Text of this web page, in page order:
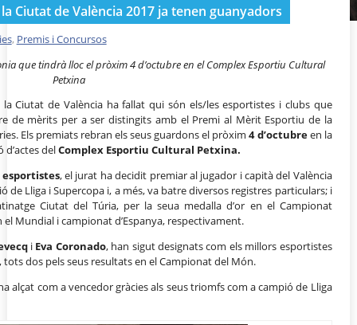
Portal de Transparència
Ciutat de València 2017 ja tenen guanyadors
, Premis i Concursos
que tindrà lloc el pròxim 4 d’octubre en el Complex Esportiu Cultural
Petxina
Ciutat de València ha fallat qui són els/les esportistes i clubs que
de mèrits per a ser distingits amb el Premi al Mèrit Esportiu de la
Els premiats rebran els seus guardons el pròxim4 d’octubreen la
d’actes delComplex Esportiu Cultural Petxina.
, el jurat ha decidit premiar al jugador i capità del València
de Lliga i Supercopa i, a més, va batre diversos registres particulars; i
Ciutat del Túria, per la seua medalla d’or en el Campionat
el Mundial i campionat d’Espanya, respectivament.
i Eva Coronado, han sigut designats com els millors esportistes
tots dos pels seus resultats en el Campionat del Món.
alçat com a vencedor gràcies als seus triomfs com a campió de Lliga